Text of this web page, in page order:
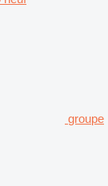
groupe